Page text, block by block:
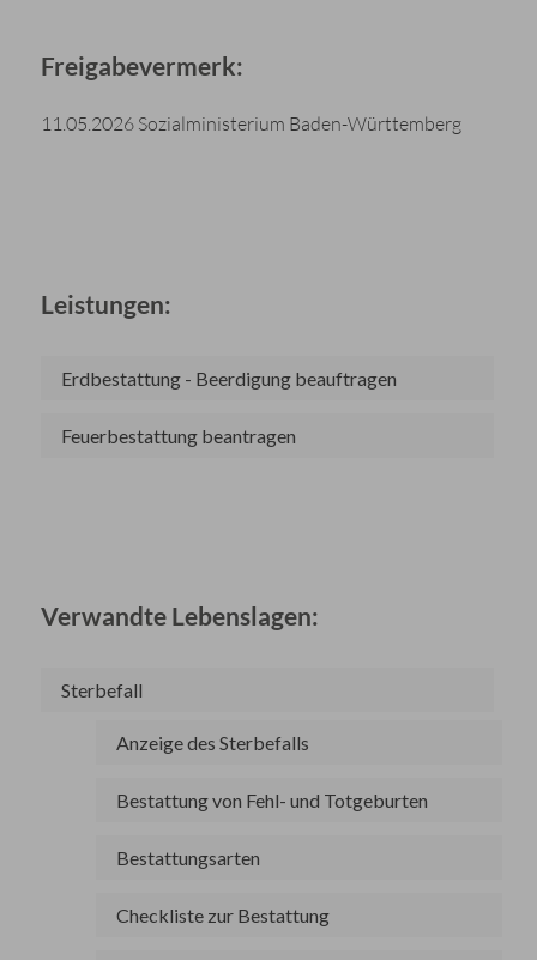
Freigabevermerk:
11.05.2026 Sozialministerium Baden-Württemberg
Leistungen:
Erdbestattung - Beerdigung beauftragen
Feuerbestattung beantragen
Verwandte Lebenslagen:
Sterbefall
Anzeige des Sterbefalls
Bestattung von Fehl- und Totgeburten
Bestattungsarten
Checkliste zur Bestattung